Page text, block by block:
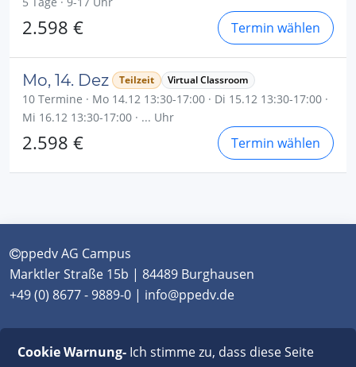
2.598 € Termin wählen
Mo, 14. Dez Teilzeit Virtual Classroom
10 Termine · Mo 14.12 13:30-17:00 · Di 15.12 13:30-17:00 ·
Mi 16.12 13:30-17:00 · ... Uhr
2.598 € Termin wählen
ppedv AG Campus
Marktler Straße 15b | 84489 Burghausen
+49 (0) 8677 - 9889-0 | info@ppedv.de
Classroom
Cookie Warnung-Ich stimme zu, dass diese Seite